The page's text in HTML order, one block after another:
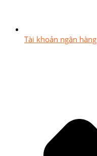
Tài khoản ngân hàng